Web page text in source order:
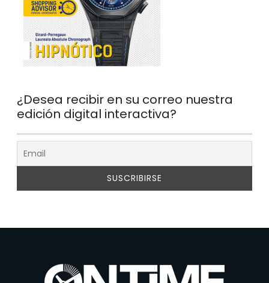
¿Desea recibir en su correo nuestra
edición digital interactiva?